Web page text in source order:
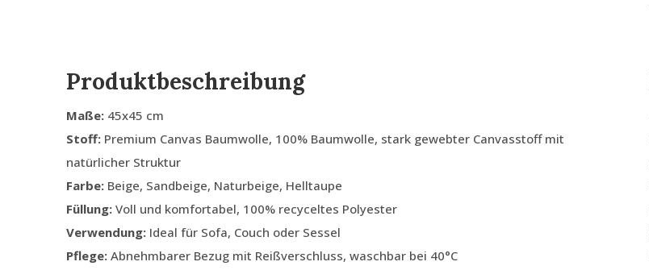
Produktbeschreibung
Maße: 45x45 cm
Stoff: Premium Canvas Baumwolle, 100% Baumwolle, stark gewebter Canvasstoff mit
natürlicher Struktur
Farbe: Beige, Sandbeige, Naturbeige, Helltaupe
Füllung: Voll und komfortabel, 100% recyceltes Polyester
Verwendung: Ideal für Sofa, Couch oder Sessel
Pflege: Abnehmbarer Bezug mit Reißverschluss, waschbar bei 40°C